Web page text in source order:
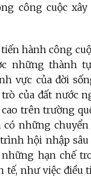
công cuộc xây
hành công
những thành
vực của đời
của đất nước
trên trường
có những
hội nhập
hạn chế
tế, như việc điều